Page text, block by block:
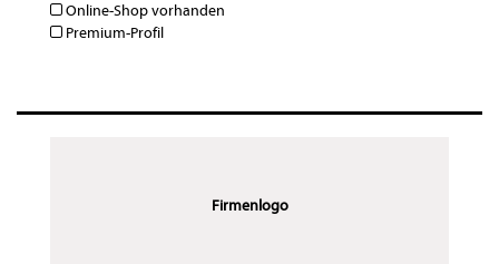
Online-Shop vorhanden
Premium-Profil
Firmenlogo